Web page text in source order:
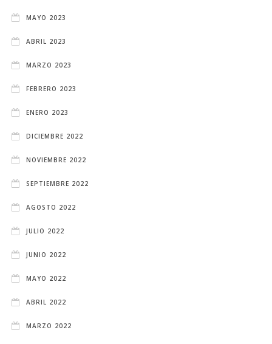
MAYO 2023
ABRIL 2023
MARZO 2023
FEBRERO 2023
ENERO 2023
DICIEMBRE 2022
NOVIEMBRE 2022
SEPTIEMBRE 2022
AGOSTO 2022
JULIO 2022
JUNIO 2022
MAYO 2022
ABRIL 2022
MARZO 2022